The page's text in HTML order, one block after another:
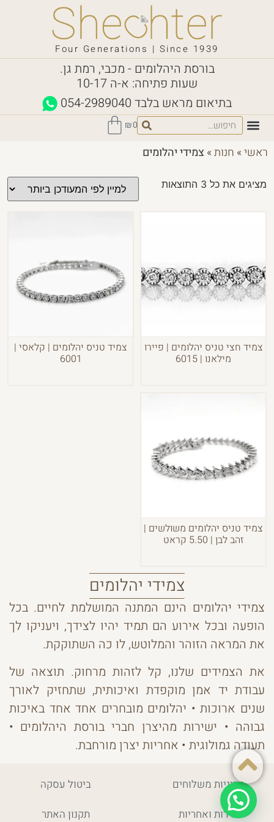
Four Generations | Since 1939
בורסת היהלומים - מכבי, רמת גן.
שעות פתיחה: א-ה 10-17
בתיאום מראש בלבד 054-2989040
₪0
ראשי» חנות» צמידי יהלומים
מציגים את כל ⁦3⁩ התוצאות
צמיד חצי טניס יהלומים | פיירו
מילאנו | 6015
צמיד טניס יהלומים | קלאסי |
6001
צמיד טניס יהלומים משולשים |
זהב לבן | 5.50 קראט
צמידי יהלומים
צמידי יהלומים הינם המתנה המושלמת לחיים. בכל
הופעה ובכל אירוע הם תמיד יהיו לצידך, ויעניקו לך
את המראה הזוהר והמלוטש, לו כה השתוקקת.
את הצמידים שלנו, קל לזהות מרחוק. תוצאה של
עבודת יד אמן מוקפדת ואיכותית, שתחזיק לאורך
שנים ארוכות • יהלומים מובחרים אחד אחד באיכות
גבוהה • ישירות מהיצרן חברי בורסת היהלומים •
תעודה גמולוגית • אחריות יצרן מורחבת.
מדיניות משלוחים
ביטול עסקה
שירות ואחריות
תקנון האתר